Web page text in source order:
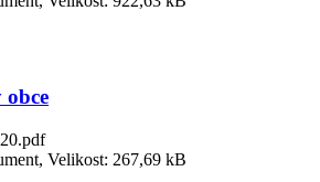
Velikost: 267,69 kB